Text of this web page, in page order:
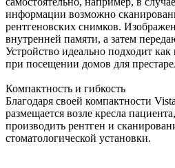
информации возможно
рентгеновских снимков.
внутренней памяти, а затем
Устройство идеально подходит
при посещении домов для
Компактность и гибкость
Благодаря своей компактности
размещается возле кресла
производить рентген и
стоматологической установки.